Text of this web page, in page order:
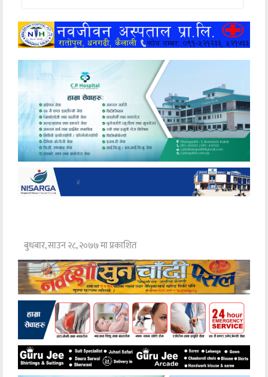
खेलकुद
मनोरञ्जन
अन्य
बुधबार, साउन २८, २०७७ मा प्रकाशित